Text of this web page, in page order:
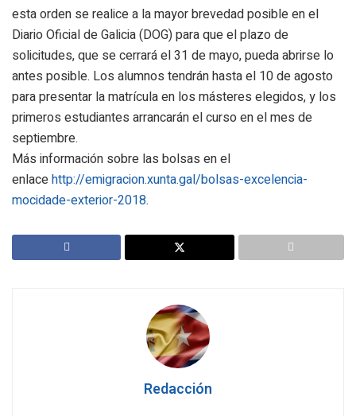
esta orden se realice a la mayor brevedad posible en el
Diario Oficial de Galicia (DOG) para que el plazo de
solicitudes, que se cerrará el 31 de mayo, pueda abrirse lo
antes posible. Los alumnos tendrán hasta el 10 de agosto
para presentar la matrícula en los másteres elegidos, y los
primeros estudiantes arrancarán el curso en el mes de
septiembre.
Más información sobre las bolsas en el
enlacehttp://emigracion.xunta.gal/bolsas-excelencia-
mocidade-exterior-2018.
Redacción